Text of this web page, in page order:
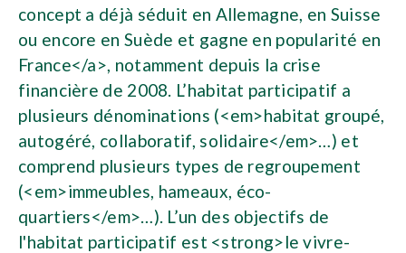
concept a déjà séduit en Allemagne, en Suisse
ou encore en Suède et gagne en popularité en
France</a>, notamment depuis la crise
financière de 2008. L’habitat participatif a
plusieurs dénominations (<em>habitat groupé,
autogéré, collaboratif, solidaire</em>…) et
comprend plusieurs types de regroupement
(<em>immeubles, hameaux, éco-
quartiers</em>…). L’un des objectifs de
l'habitat participatif est <strong>le vivre-